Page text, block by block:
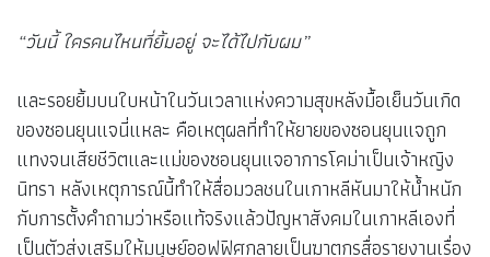
“วันนี้ ใครคนไหนที่ยิ้มอยู่ จะได้ไปกับผม”
และรอยยิ้มบนใบหน้าในวันเวลาแห่งความสุขหลังมื้อเย็นวันเกิด
ของซอนยุนแจนี่แหละ คือเหตุผลที่ทำให้ยายของซอนยุนแจถูก
แทงจนเสียชีวิตและแม่ของซอนยุนแจอาการโคม่าเป็นเจ้าหญิง
นิทรา หลังเหตุการณ์นี้ทำให้สื่อมวลชนในเกาหลีหันมาให้น้ำหนัก
กับการตั้งคำถามว่าหรือแท้จริงแล้วปัญหาสังคมในเกาหลีเองที่
เป็นตัวส่งเสริมให้มนุษย์ออฟฟิศกลายเป็นฆาตกรสื่อรายงานเรื่อง